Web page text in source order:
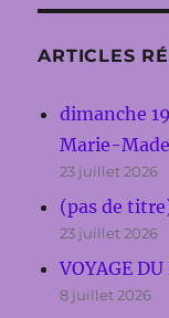
ARTICLES
dimanche
Marie-
23 juillet 2026
(pas de
23 juillet 2026
VOYAGE
8 juillet 2026